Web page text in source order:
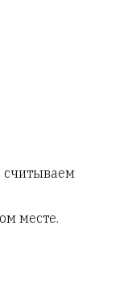
считываем
месте.